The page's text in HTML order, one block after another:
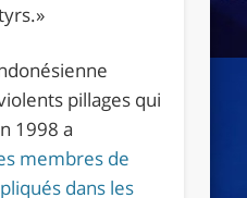
pillages qui
1998 a
membres de
dans les